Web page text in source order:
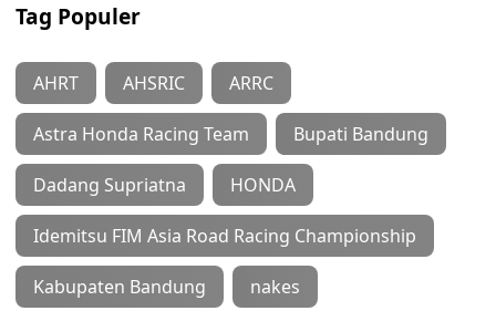
Tag Populer
AHRT AHSRIC ARRC
Astra Honda Racing Team Bupati Bandung
Dadang Supriatna HONDA
Idemitsu FIM Asia Road Racing Championship
Kabupaten Bandung nakes